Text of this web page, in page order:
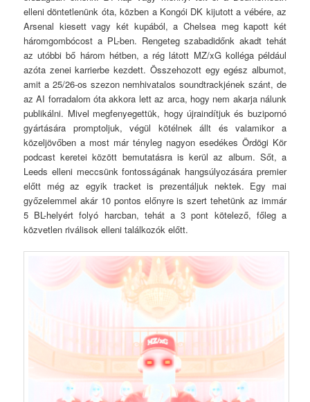
elleni döntetlenünk óta, közben a Kongói DK kijutott a vébére, az
Arsenal kiesett vagy két kupából, a Chelsea meg kapott két
háromgombócost a PL-ben. Rengeteg szabadidőnk akadt tehát
az utóbbi bő három hétben, a rég látott MZ/xG kolléga például
azóta zenei karrierbe kezdett. Összehozott egy egész albumot,
amit a 25/26-os szezon nemhivatalos soundtrackjének szánt, de
az AI forradalom óta akkora lett az arca, hogy nem akarja nálunk
publikálni. Mivel megfenyegettük, hogy újraindítjuk és buzipornó
gyártására promptoljuk, végül kötélnek állt és valamikor a
közeljövőben a most már tényleg nagyon esedékes Ördögi Kör
podcast keretei között bemutatásra is kerül az album. Sőt, a
Leeds elleni meccsünk fontosságának hangsúlyozására premier
előtt még az egyik tracket is prezentáljuk nektek. Egy mai
győzelemmel akár 10 pontos előnyre is szert tehetünk az immár
5 BL-helyért folyó harcban, tehát a 3 pont kötelező, főleg a
közvetlen riválisok elleni találkozók előtt.